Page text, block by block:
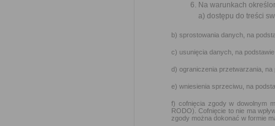
Na warunkach
a) dostępu do treści
b) sprostowania danych, na
c) usunięcia danych, na
d) ograniczenia przetwarzania,
e) wniesienia sprzeciwu, na
f) cofnięcia zgody w dowolnym
RODO). Cofnięcie to nie ma
zgody można dokonać w formie